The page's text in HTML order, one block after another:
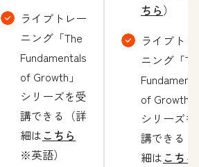
ライブトレー
ニング「The
Fundamentals
of Growth」
シリーズを受
講できる（詳
細は こちら
※英語）
ちら）
ライブト
ニング「
of Growth
シリーズ
講できる
細は こちら